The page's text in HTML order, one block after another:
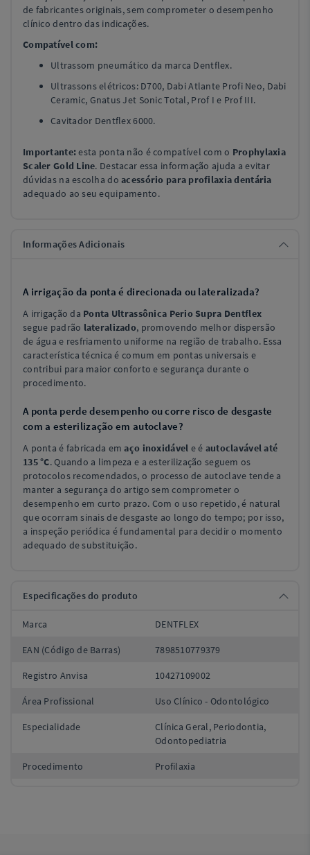
de fabricantes originais, sem comprometer o desempenho
clínico dentro das indicações.
Compatível com:
Ultrassom pneumático da marca Dentflex.
Ultrassons elétricos: D700, Dabi Atlante Profi Neo, Dabi
Ceramic, Gnatus Jet Sonic Total, Prof I e Prof III.
Cavitador Dentflex 6000.
Importante:esta ponta não é compatível com o Prophylaxia
Scaler Gold Line. Destacar essa informação ajuda a evitar
dúvidas na escolha doacessório para profilaxia dentária
adequado ao seu equipamento.
Informações Adicionais
A irrigação da ponta é direcionada ou lateralizada?
A irrigação da Ponta Ultrassônica Perio Supra Dentflex
segue padrão lateralizado, promovendo melhor dispersão
de água e resfriamento uniforme na região de trabalho. Essa
característica técnica é comum em pontas universais e
contribui para maior conforto e segurança durante o
procedimento.
A ponta perde desempenho ou corre risco de desgaste
com a esterilização em autoclave?
A ponta é fabricada emaço inoxidável e é autoclavável até
135 °C. Quando a limpeza e a esterilização seguem os
protocolos recomendados, o processo de autoclave tende a
manter a segurança do artigo sem comprometer o
desempenho em curto prazo. Com o uso repetido, é natural
que ocorram sinais de desgaste ao longo do tempo; por isso,
a inspeção periódica é fundamental para decidir o momento
adequado de substituição.
Especificações do produto
Marca DENTFLEX
EAN (Código de Barras) 7898510779379
Registro Anvisa 10427109002
Área Profissional Uso Clínico - Odontológico
Especialidade
Clínica Geral, Periodontia,
Odontopediatria
Procedimento Profilaxia